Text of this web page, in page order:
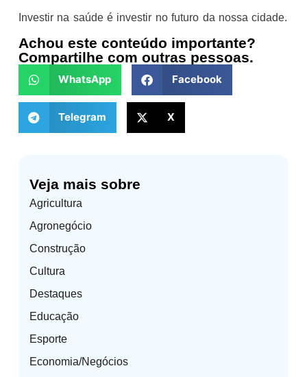
Veja mais sobre
Agricultura
Agronegócio
Construção
Cultura
Destaques
Educação
Esporte
Economia/Negócios
Investir na saúde é investir no futuro da nossa cidade.
Achou este conteúdo importante?
Compartilhe com outras pessoas.
WhatsApp Facebook
Telegram X